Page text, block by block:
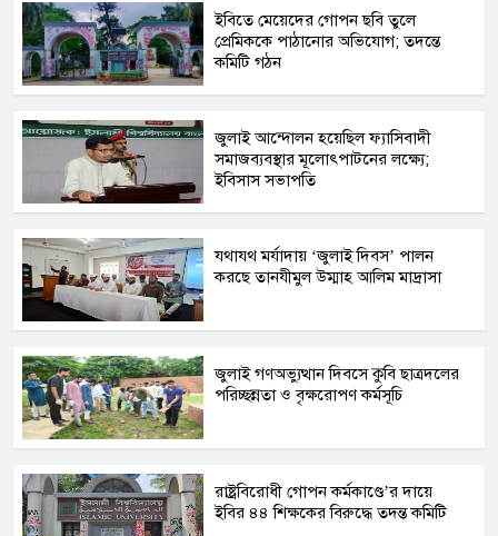
ইবিতে মেয়েদের গোপন ছবি তুলে
প্রেমিককে পাঠানোর অভিযোগ; তদন্তে
কমিটি গঠন
জুলাই আন্দোলন হয়েছিল ফ্যাসিবাদী
সমাজব্যবস্থার মূলোৎপাটনের লক্ষ্যে;
ইবিসাস সভাপতি
যথাযথ মর্যাদায় ‘জুলাই দিবস’ পালন
করছে তানযীমুল উম্মাহ আলিম মাদ্রাসা
জুলাই গণঅভ্যুত্থান দিবসে কুবি ছাত্রদলের
পরিচ্ছন্নতা ও বৃক্ষরোপণ কর্মসূচি
রাষ্ট্রবিরোধী গোপন কর্মকাণ্ডে’র দায়ে
ইবির ৪৪ শিক্ষকের বিরুদ্ধে তদন্ত কমিটি